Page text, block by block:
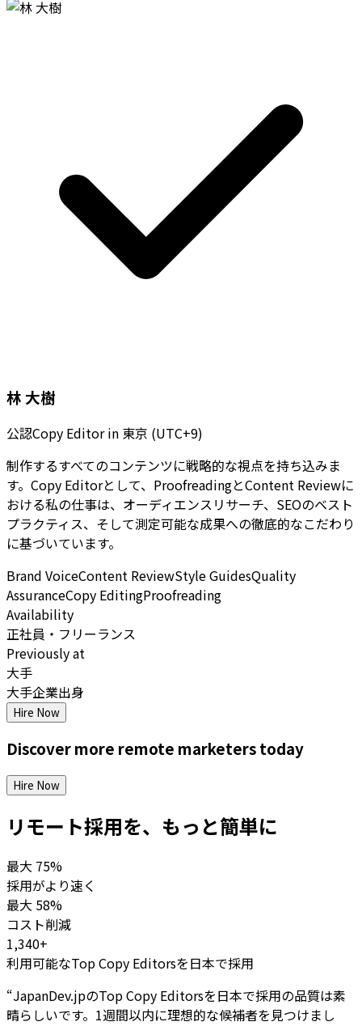
林 大樹
公認Copy Editorin 東京 (UTC+9)
制作するすべてのコンテンツに戦略的な視点を持ち込みま
す。Copy Editorとして、ProofreadingとContent Reviewに
おける私の仕事は、オーディエンスリサーチ、SEOのベスト
プラクティス、そして測定可能な成果への徹底的なこだわり
に基づいています。
Brand VoiceContent ReviewStyle GuidesQuality
AssuranceCopy EditingProofreading
Availability
正社員・フリーランス
Previously at
大手
大手企業出身
Hire Now
Discover more remote marketerstoday
Hire Now
リモート採用を、もっと簡単に
最大 75%
採用がより速く
最大 58%
コスト削減
1,340+
利用可能なTop Copy Editorsを日本で採用
“JapanDev.jpのTop Copy Editorsを日本で採用の品質は素
晴らしいです。1週間以内に理想的な候補者を見つけまし